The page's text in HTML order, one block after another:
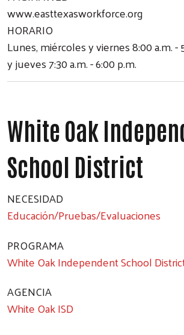
www.easttexasworkforce.org
HORARIO
Lunes, miércoles y viernes 8:00 a.m. -
y jueves 7:30 a.m. - 6:00 p.m.
White Oak
School District
NECESIDAD
Educación/Pruebas/Evaluaciones
PROGRAMA
White Oak Independent School
AGENCIA
White Oak ISD